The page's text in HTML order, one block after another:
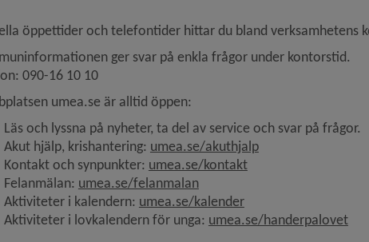
i Ukraina)
klubbar ny klimatfärdplan)
för hemtjänst)
utvald att medverka i utveckling av
öppettider och telefontider hittar du bland verksamhetens
ger svar på enkla frågor under kontorstid.
090-16 10 10
umea.se är alltid öppen:
Läs och lyssna på nyheter, ta del av service och svar på frågor.
Akut hjälp, krishantering: umea.se/akuthjalp
Kontakt och synpunkter: umea.se/kontakt
Felanmälan: umea.se/felanmalan
Aktiviteter i kalendern: umea.se/kalender
Aktiviteter i lovkalendern för unga: umea.se/handerpalovet